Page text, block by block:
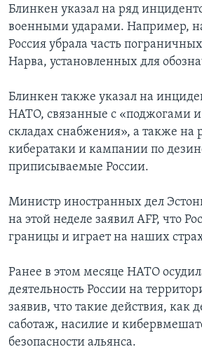
Блинкен указал на ряд
военными ударами. Например,
Россия убрала часть
Нарва, установленных для
Блинкен также указал на
НАТО, связанные с «поджогами
складах снабжения», а также на
кибератаки и кампании по
приписываемые России.
Министр иностранных дел
на этой неделе заявил AFP, что
границы и играет на наших
Ранее в этом месяце НАТО
деятельность России на
заявив, что такие действия, как
саботаж, насилие и
безопасности альянса.